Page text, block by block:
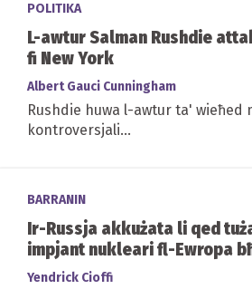
POLITIKA
L-awtur Salman Rushdie
fi New York
Albert Gauci Cunningham
Rushdie huwa l-awtur ta'
kontroversjali...
BARRANIN
Ir-Russja akkużata li qed
impjant nukleari fl-Ewropa
militari
Yendrick Cioffi